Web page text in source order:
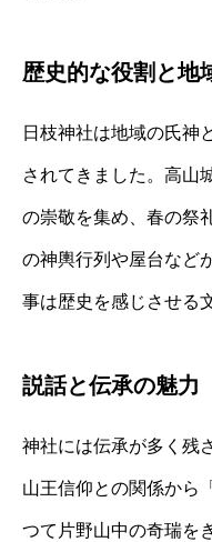
歴史的な役割と地
日枝神社は地域の氏神
されてきました。高山
の崇敬を集め、春の祭
の神輿行列や屋台など
事は歴史を感じさせる
説話と伝承の魅力
神社には伝承が多く残
山王信仰との関係から
つて片野山中の奇瑞を